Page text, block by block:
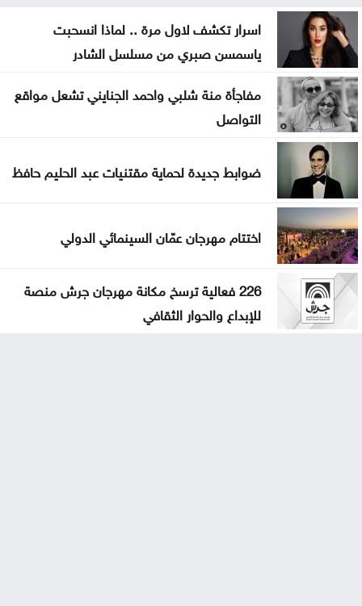
اسرار تكشف لاول مرة .. لماذا انسحبت
ياسمسن صبري من مسلسل الشادر
مفاجأة منة شلبي واحمد الجنايني تشعل مواقع
التواصل
ضوابط جديدة لحماية مقتنيات عبد الحليم حافظ
اختتام مهرجان عمّان السينمائي الدولي
226 فعالية ترسخ مكانة مهرجان جرش منصة
للإبداع والحوار الثقافي